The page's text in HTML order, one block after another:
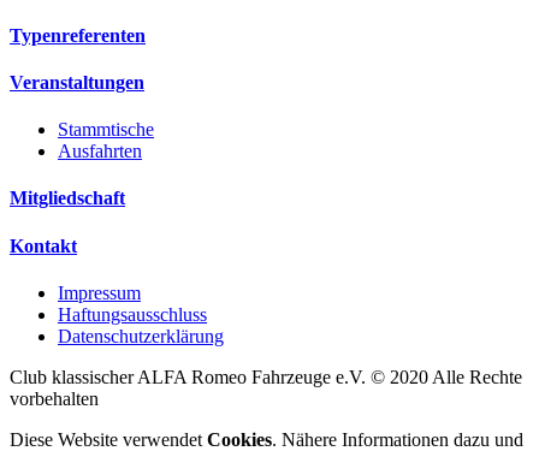
Typenreferenten
Veranstaltungen
Stammtische
Ausfahrten
Mitgliedschaft
Kontakt
Impressum
Haftungsausschluss
Datenschutzerklärung
Club klassischer ALFA Romeo Fahrzeuge e.V. © 2020 Alle Rechte
vorbehalten
Diese Website verwendet Cookies. Nähere Informationen dazu und